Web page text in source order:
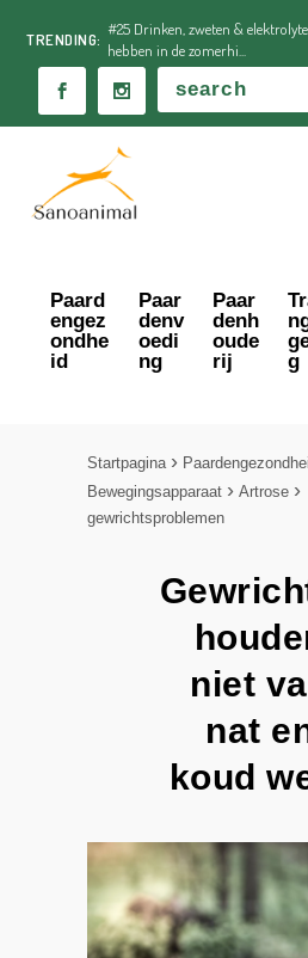
TRENDING:
#25 Drinken, zweten &
hebben in de zomerhi...
Paard
engez
ondhe
id
Paar
denv
oedi
ng
Paar
denh
oude
rij
g
Startpagina
Bewegingsapparaat
Artrose
gewrichtsproblemen
niet
nat
koud